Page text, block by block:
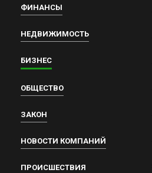
ФИНАНСЫ
НЕДВИЖИМОСТЬ
БИЗНЕС
ОБЩЕСТВО
ЗАКОН
НОВОСТИ КОМПАНИЙ
ПРОИСШЕСТВИЯ